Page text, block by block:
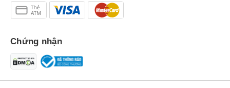
Chứng nhận